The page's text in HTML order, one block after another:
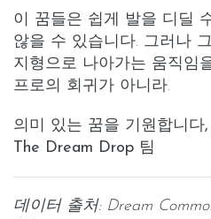
이 꿈들은 쉽게 발을 디딜
않을 수 있습니다. 그러나
지형으로 나아가는 움직임
프로의 회귀가 아니라.
의미 있는 꿈을 기원합니다,
The Dream Drop 팀
데이터 출처: Dream